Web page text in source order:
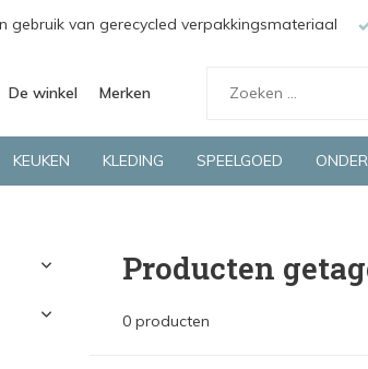
gebruik van gerecycled verpakkingsmateriaal
De winkel Merken
KEUKEN KLEDING SPEELGOED
Producten
0 producten